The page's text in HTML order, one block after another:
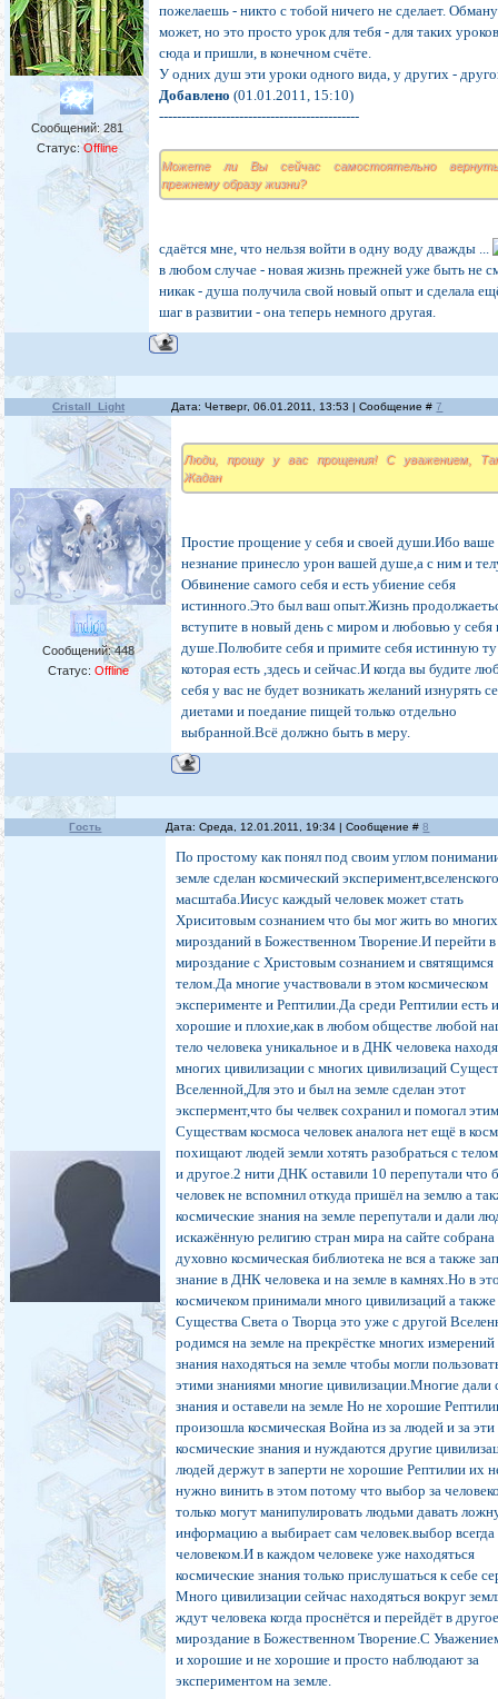
Сообщений:281
Статус:Offline
пожелаешь - никто с тобой ничего не сделает.
может, но это просто урок для тебя - для таких
сюда и пришли, в конечном счёте.
У одних душ эти уроки одного вида, у других -
Добавлено (01.01.2011, 15:10)
---------------------------------------------
Можете ли Вы сейчас самостоятельно
прежнему образу жизни?
сдаётся мне, что нельзя войти в одну воду дважды ...
в любом случае - новая жизнь прежней уже быть не
никак - душа получила свой новый опыт и сделала
шаг в развитии - она теперь немного другая.
Cristall_Light Дата: Четверг, 06.01.2011, 13:53 | Сообщение #7
Сообщений:448
Статус: Offline
Люди, прошу у вас прощения! С уважением,
Жадан
Простие прощение у себя и своей души.Ибо ваше
незнание принесло урон вашей душе,а с ним и
Обвинение самого себя и есть убиение себя
истинного.Это был ваш опыт.Жизнь
вступите в новый день с миром и любовью у себя
душе.Полюбите себя и примите себя истинную ту
которая есть ,здесь и сейчас.И когда вы будите
себя у вас не будет возникать желаний изнурять
диетами и поедание пищей только отдельно
выбранной.Всё должно быть в меру.
Гость Дата: Среда, 12.01.2011, 19:34 | Сообщение #8
По простому как понял под своим углом
земле сделан космический
масштаба.Иисус каждый человек может стать
Хриситовым сознанием что бы мог жить во многих
мирозданий в Божественном Творение.И перейти
мироздание с Христовым сознанием и святящимся
телом.Да многие участвовали в этом космическом
эксперименте и Рептилии.Да среди Рептилии есть
хорошие и плохие,как в любом обществе любой
тело человека уникальное и в ДНК человека
многих цивилизации с многих цивилизаций
Вселенной,Для это и был на земле сделан этот
экспермент,что бы челвек сохранил и помогал
Существам космоса человек аналога нет ещё в
похищают людей земли хотять разобраться с
и другое.2 нити ДНК оставили 10 перепутали что
человек не вспомнил откуда пришёл на землю а
космические знания на земле перепутали и дали
искажённую религию стран мира на сайте собрана
духовно космическая библиотека не вся а также
знание в ДНК человека и на земле в камнях.Но в
космичеком принимали много цивилизаций а
Существа Света о Творца это уже с другой
родимся на земле на прекрёстке многих измерений
знания находяться на земле чтобы могли
этими знаниями многие цивилизации.Многие дали
знания и оставели на земле Но не хорошие
произошла космическая Война из за людей и за эти
космические знания и нуждаются другие
людей держут в заперти не хорошие Рептилии их
нужно винить в этом потому что выбор за
только могут манипулировать людьми давать
информацию а выбирает сам человек.выбор всегда
человеком.И в каждом человеке уже находяться
космические знания только прислушаться к себе
Много цивилизации сейчас находяться вокруг
ждут человека когда проснётся и перейдёт в
мироздание в Божественном Творение.С
и хорошие и не хорошие и просто наблюдают за
экспериментом на земле.